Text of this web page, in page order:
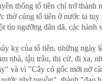
thống tổ tiên chỉ trở thành
thờ cúng tổ tiên ở nước ta
tín ngưỡng dân dã, các
kỵ của tổ tiên, những ngày
nhà, tậu trâu, thi cử, đi xa,
và vì "Cây có gốc mới nở